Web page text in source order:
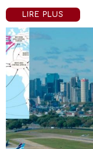
LIRE PLUS